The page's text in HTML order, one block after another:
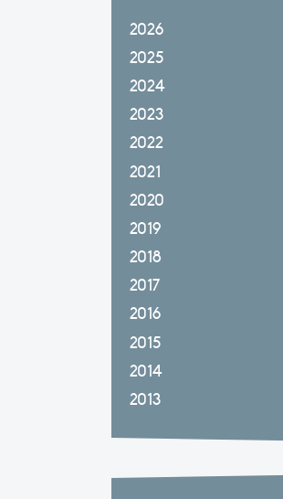
2026
2025
2024
2023
2022
2021
2020
2019
2018
2017
2016
2015
2014
2013